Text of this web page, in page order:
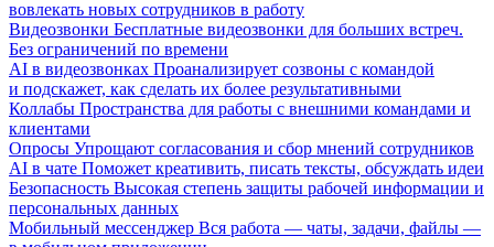
вовлекать новых сотрудников в работу
Видеозвонки Бесплатные видеозвонки для больших встреч.
Без ограничений по времени
AI в видеозвонках Проанализирует созвоны с командой
и подскажет, как сделать их более результативными
Коллабы Пространства для работы с внешними командами и
клиентами
Опросы Упрощают согласования и сбор мнений сотрудников
AI в чате Поможет креативить, писать тексты, обсуждать идеи
Безопасность Высокая степень защиты рабочей информации и
персональных данных
Мобильный мессенджер Вся работа — чаты, задачи, файлы —